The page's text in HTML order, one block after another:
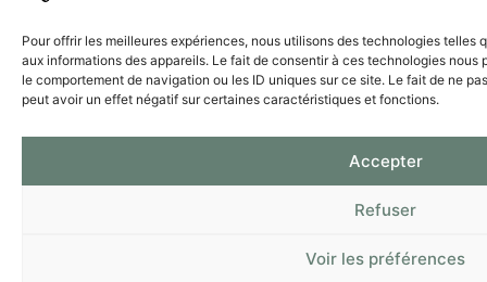
Pour offrir les meilleures expériences, nous utilisons des technologies
aux informations des appareils. Le fait de consentir à ces technologies nous
le comportement de navigation ou les ID uniques sur ce site. Le fait de ne
peut avoir un effet négatif sur certaines caractéristiques et fonctions.
Accepter
Refuser
Voir les préférences